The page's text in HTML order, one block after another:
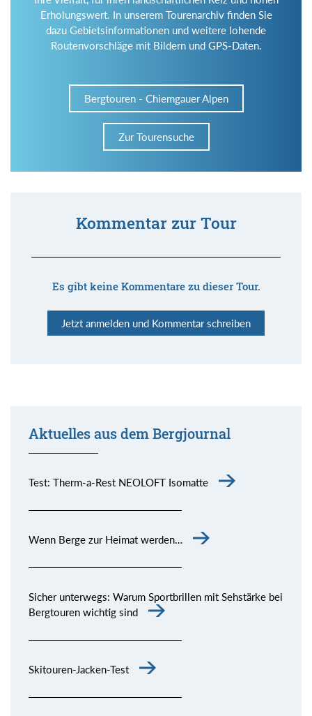
Erholungswert. In unserem Tourenarchiv finden Sie
dazu Gebietsinformationen und weitere lohende
Routenvorschläge mit Bildern und GPS-Daten.
Bergtouren - Chiemgauer Alpen
Zur Tourensuche
Kommentar zur Tour
Es gibt keine Kommentare zu dieser Tour.
Jetzt anmelden und Kommentar schreiben
Aktuelles aus dem Bergjournal
Test: Therm-a-Rest NEOLOFT Isomatte
Wenn Berge zur Heimat werden…
Sicher unterwegs: Warum Sportbrillen mit Sehstärke bei
Bergtouren wichtig sind
Skitouren-Jacken-Test